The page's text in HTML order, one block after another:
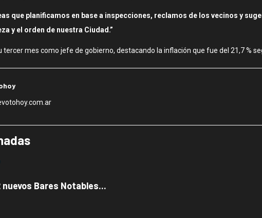
que planificamos en base a inspecciones, reclamos de los vecinos y
y el orden de nuestra Ciudad.”
mes como jefe de gobierno, destacando la inflación que fue del 21,7 %
Bares Notables...